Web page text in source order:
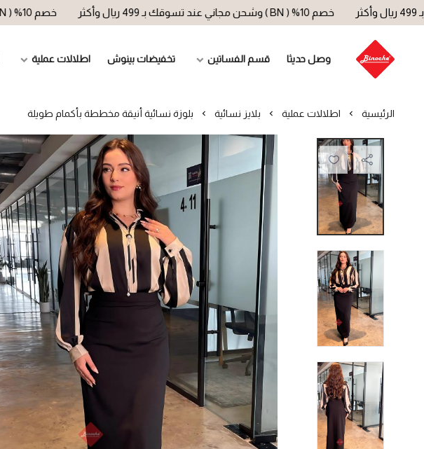
خصم 10% ( BN ) وشحن مجاني عند تسوقك بـ 499 ريال وأكثر خصم 10% ( BN ) وشحن مجاني عند تسوقك بـ 499 ريال وأكثر
وصل حديثا قسم الفساتين تخفيضات بينوش اطلالات عملية
الرئيسية اطلالات عملية بلايز نسائية بلوزة نسائية أنيقة مخططة بأكمام طويلة